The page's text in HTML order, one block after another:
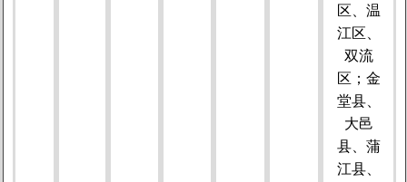
区、温
江区、
双流
区；金
堂县、
大邑
县、蒲
江县、